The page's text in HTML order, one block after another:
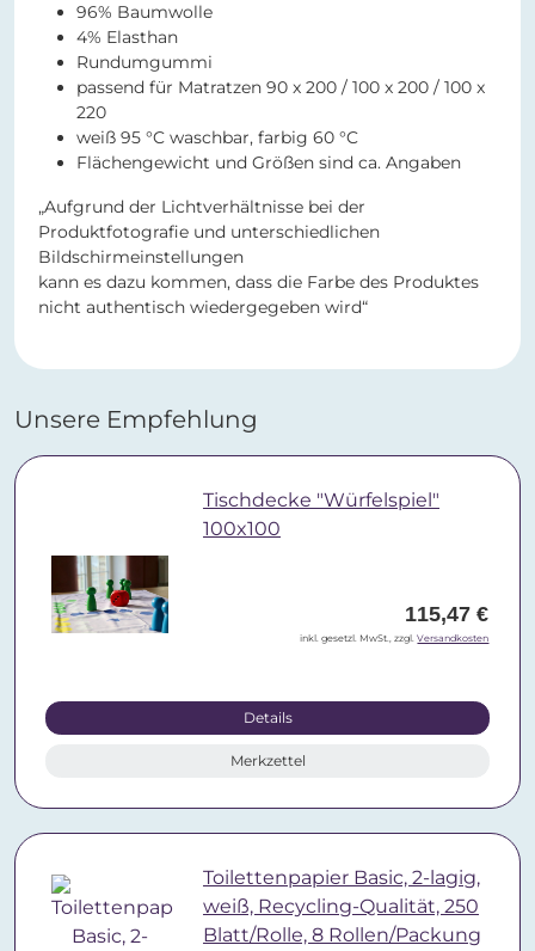
96% Baumwolle
4% Elasthan
Rundumgummi
passend für Matratzen 90 x 200 / 100 x 200 / 100 x
220
weiß 95 °C waschbar, farbig 60 °C
Flächengewicht und Größen sind ca. Angaben
„Aufgrund der Lichtverhältnisse bei der
Produktfotografie und unterschiedlichen
Bildschirmeinstellungen
kann es dazu kommen, dass die Farbe des Produktes
nicht authentisch wiedergegeben wird“
Unsere Empfehlung
Tischdecke "Würfelspiel"
100x100
115,47 €
inkl. gesetzl. MwSt., zzgl.Versandkosten
Details
Merkzettel
Toilettenpapier Basic, 2-lagig,
weiß, Recycling-Qualität, 250
Blatt/Rolle, 8 Rollen/Packung